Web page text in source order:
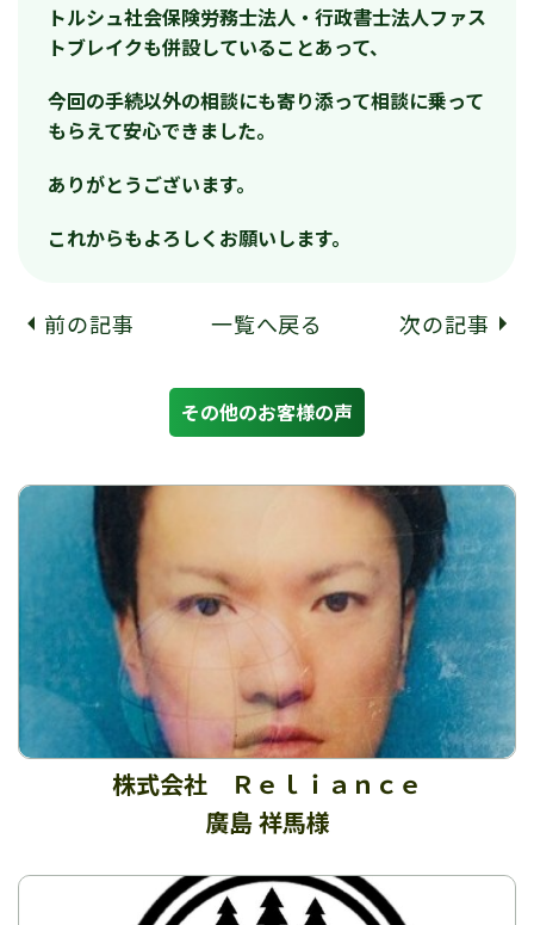
トルシュ社会保険労務士法人・行政書士法人ファス
トブレイクも併設していることあって、
今回の手続以外の相談にも寄り添って相談に乗って
もらえて安心できました。
ありがとうございます。
これからもよろしくお願いします。
前の記事 一覧へ戻る 次の記事
その他のお客様の声
株式会社 Ｒｅｌｉａｎｃｅ
廣島 祥馬様